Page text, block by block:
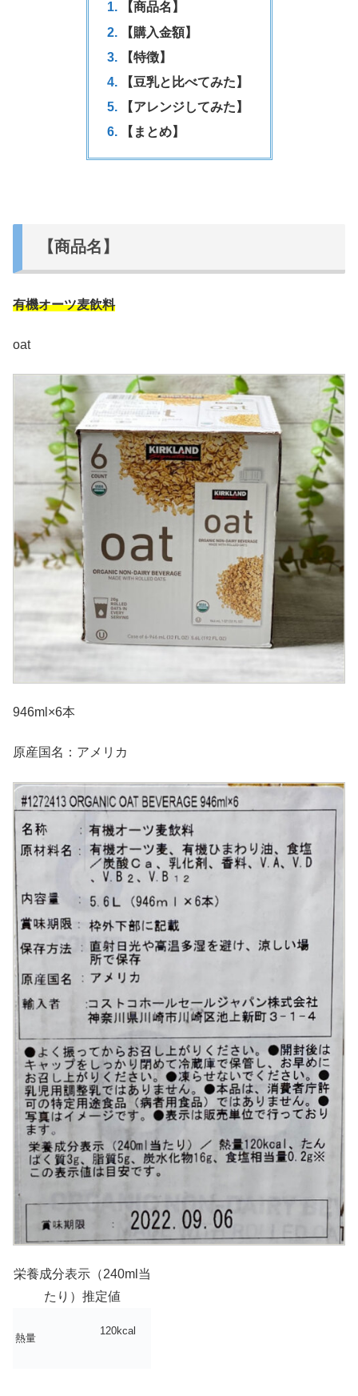
【商品名】
【購入金額】
【特徴】
【豆乳と比べてみた】
【アレンジしてみた】
【まとめ】
【商品名】
有機オーツ麦飲料
oat
946ml×6本
原産国名：アメリカ
栄養成分表示（240ml当
たり）推定値
熱量
120kcal